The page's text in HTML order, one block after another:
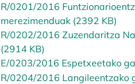
R/0201/2016
merezimenduak (2392 KB)
R/0202/2016 Zuzendaritza
(2914 KB)
E/0203/2016 Espetxeetako
R/0204/2016 Langileentzako